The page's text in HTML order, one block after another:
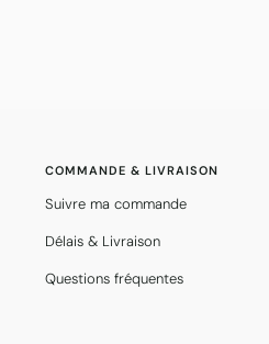
COMMANDE & LIVRAISON
Suivre ma commande
Délais & Livraison
Questions fréquentes